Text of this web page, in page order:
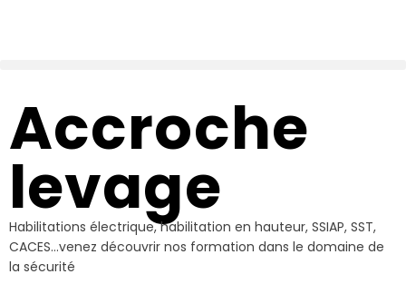
Accroche
levage
Habilitations électrique, habilitation en hauteur, SSIAP, SST,
CACES…venez découvrir nos formation dans le domaine de
la sécurité